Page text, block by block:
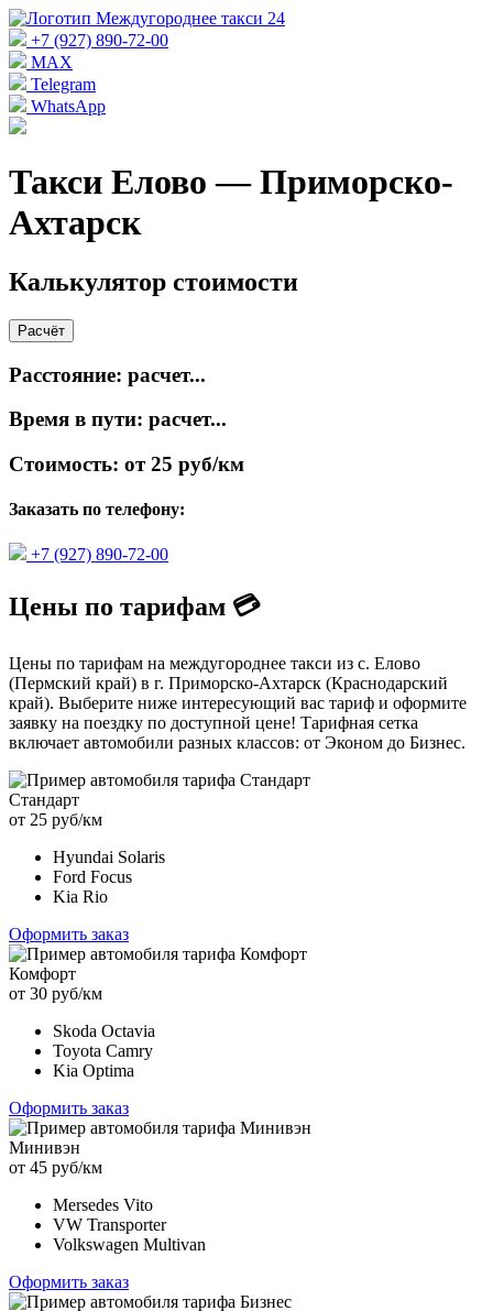
+7 (927) 890-72-00
MAX
Telegram
WhatsApp
Такси Елово — Приморско-
Ахтарск
Калькулятор стоимости
Расчёт
Расстояние: расчет...
Время в пути: расчет...
Стоимость: от 25 руб/км
Заказать по телефону:
+7 (927) 890-72-00
Цены по тарифам 💳
Цены по тарифам на междугороднее такси из с. Елово
(Пермский край) в г. Приморско-Ахтарск (Краснодарский
край). Выберите ниже интересующий вас тариф и оформите
заявку на поездку по доступной цене! Тарифная сетка
включает автомобили разных классов: от Эконом до Бизнес.
Стандарт
от 25 руб/км
Hyundai Solaris
Ford Focus
Kia Rio
Оформить заказ
Комфорт
от 30 руб/км
Skoda Octavia
Toyota Camry
Kia Optima
Оформить заказ
Минивэн
от 45 руб/км
Mersedes Vito
VW Transporter
Volkswagen Multivan
Оформить заказ